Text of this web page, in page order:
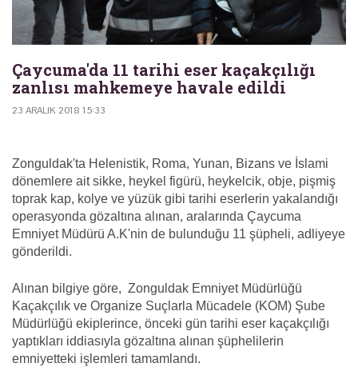
Çaycuma'da 11 tarihi eser kaçakçılığı
zanlısı mahkemeye havale edildi
23 ARALIK 2018 15:33
Zonguldak'ta Helenistik, Roma, Yunan, Bizans ve İslami
dönemlere ait sikke, heykel figürü, heykelcik, obje, pişmiş
toprak kap, kolye ve yüzük gibi tarihi eserlerin yakalandığı
operasyonda gözaltına alınan, aralarında Çaycuma
Emniyet Müdürü A.K'nin de bulunduğu 11 şüpheli, adliyeye
gönderildi.
Alınan bilgiye göre, Zonguldak Emniyet Müdürlüğü
Kaçakçılık ve Organize Suçlarla Mücadele (KOM) Şube
Müdürlüğü ekiplerince, önceki gün tarihi eser kaçakçılığı
yaptıkları iddiasıyla gözaltına alınan şüphelilerin
emniyetteki işlemleri tamamlandı.